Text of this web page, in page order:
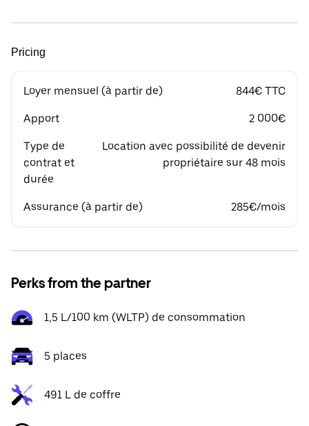
Pricing
Loyer mensuel (à partir de) 844€ TTC
Apport 2 000€
Type de
contrat et
durée
Location avec possibilité de devenir
propriétaire sur 48 mois
Assurance (à partir de) 285€/mois
Perks from the partner
1,5 L/100 km (WLTP) de consommation
5 places
491 L de coffre